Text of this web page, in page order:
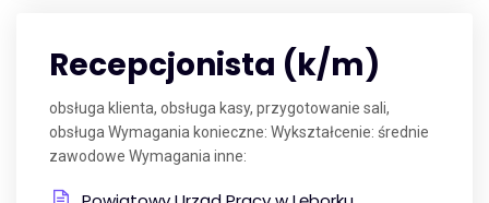
Recepcjonista (k/m)
obsługa klienta, obsługa kasy, przygotowanie sali,
obsługa Wymagania konieczne: Wykształcenie: średnie
zawodowe Wymagania inne: